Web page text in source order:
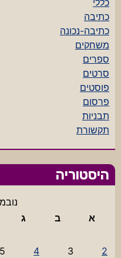
כללי
כתיבה
כתיבה-נכונה
משחקים
ספרים
סרטים
פוסטים
פרסום
תבניות
תקשורת
היסטוריה
א
ב ג
2
3
4
5